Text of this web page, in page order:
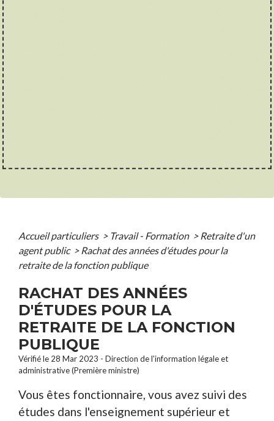
Accueil particuliers > Travail - Formation > Retraite d'un
agent public > Rachat des années d'études pour la
retraite de la fonction publique
RACHAT DES ANNÉES
D'ÉTUDES POUR LA
RETRAITE DE LA FONCTION
PUBLIQUE
Vérifié le 28 Mar 2023 - Direction de l'information légale et
administrative (Première ministre)
Vous êtes fonctionnaire, vous avez suivi des
études dans l'enseignement supérieur et